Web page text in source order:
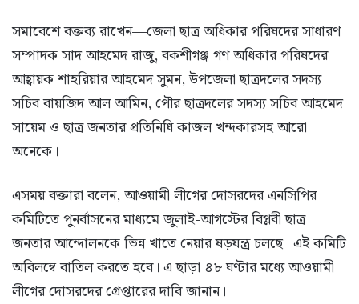
সমাবেশে বক্তব্য রাখেন—জেলা ছাত্র অধিকার পরিষদের সাধারণ
সম্পাদক সাদ আহমেদ রাজু, বকশীগঞ্জ গণ অধিকার পরিষদের
আহ্বায়ক শাহরিয়ার আহমেদ সুমন, উপজেলা ছাত্রদলের সদস্য
সচিব বায়জিদ আল আমিন, পৌর ছাত্রদলের সদস্য সচিব আহমেদ
সায়েম ও ছাত্র জনতার প্রতিনিধি কাজল খন্দকারসহ আরো
অনেকে।
এসময় বক্তারা বলেন, আওয়ামী লীগের দোসরদের এনসিপির
কমিটিতে পুনর্বাসনের মাধ্যমে জুলাই-আগস্টের বিপ্লবী ছাত্র
জনতার আন্দোলনকে ভিন্ন খাতে নেয়ার ষড়যন্ত্র চলছে। এই কমিটি
অবিলম্বে বাতিল করতে হবে। এ ছাড়া ৪৮ ঘণ্টার মধ্যে আওয়ামী
লীগের দোসরদের গ্রেপ্তারের দাবি জানান।